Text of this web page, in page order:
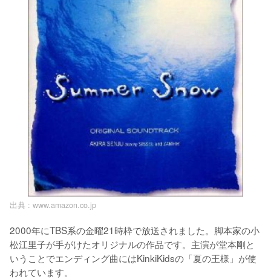
出典 : www.amazon.co.jp
2000年にTBS系の金曜21時枠で放送されました。脚本家の小
松江里子が手がけたオリジナルの作品です。主演が堂本剛と
いうことでエンディング曲にはKinkiKidsの「夏の王様」が使
われています。